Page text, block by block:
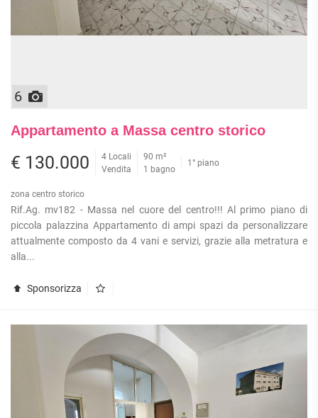
6
Appartamento a Massa centro storico
€ 130.000
4 Locali
Vendita
90 m²
1 bagno
1° piano
zona centro storico
Rif.Ag. mv182 - Massa nel cuore del centro!!! Al primo piano di
piccola palazzina Appartamento di ampi spazi da personalizzare
attualmente composto da 4 vani e servizi, grazie alla metratura e
alla...
Sponsorizza